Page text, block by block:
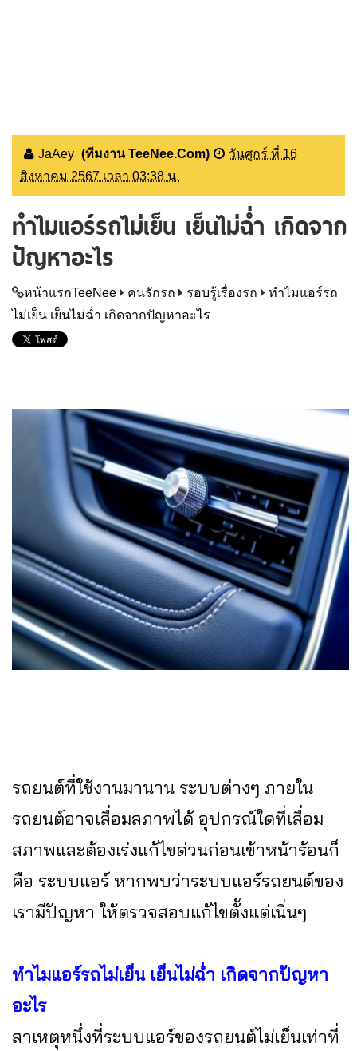
JaAey (ทีมงาน TeeNee.Com)
วันศุกร์ ที่ 16
สิงหาคม 2567 เวลา 03:38 น.
ทำไมแอร์รถไม่เย็น เย็นไม่ฉ่ำ เกิดจาก
ปัญหาอะไร
หน้าแรกTeeNee คนรักรถ รอบรู้เรื่องรถ
ทำไมแอร์รถ
ไม่เย็น เย็นไม่ฉ่ำ เกิดจากปัญหาอะไร
รถยนต์ที่ใช้งานมานาน ระบบต่างๆ ภายใน
รถยนต์อาจเสื่อมสภาพได้ อุปกรณ์ใดที่เสื่อม
สภาพและต้องเร่งแก้ไขด่วนก่อนเข้าหน้าร้อนก็
คือ ระบบแอร์ หากพบว่าระบบแอร์รถยนต์ของ
เรามีปัญหา ให้ตรวจสอบแก้ไขตั้งแต่เนิ่นๆ
ทำไมแอร์รถไม่เย็น เย็นไม่ฉ่ำ เกิดจากปัญหา
อะไร
สาเหตุหนึ่งที่ระบบแอร์ของรถยนต์ไม่เย็นเท่าที่